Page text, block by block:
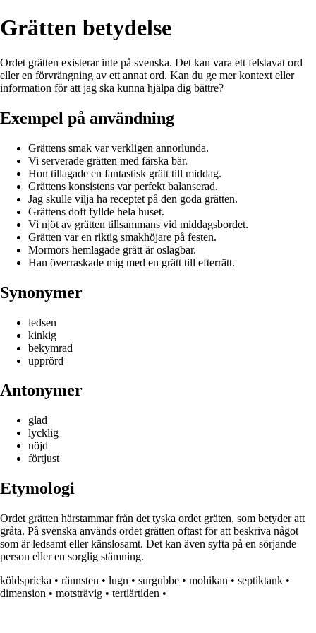
Grätten betydelse
Ordet grätten existerar inte på svenska. Det kan vara ett felstavat ord
eller en förvrängning av ett annat ord. Kan du ge mer kontext eller
information för att jag ska kunna hjälpa dig bättre?
Exempel på användning
Grättens smak var verkligen annorlunda.
Vi serverade grätten med färska bär.
Hon tillagade en fantastisk grätt till middag.
Grättens konsistens var perfekt balanserad.
Jag skulle vilja ha receptet på den goda grätten.
Grättens doft fyllde hela huset.
Vi njöt av grätten tillsammans vid middagsbordet.
Grätten var en riktig smakhöjare på festen.
Mormors hemlagade grätt är oslagbar.
Han överraskade mig med en grätt till efterrätt.
Synonymer
ledsen
kinkig
bekymrad
upprörd
Antonymer
glad
lycklig
nöjd
förtjust
Etymologi
Ordet grätten härstammar från det tyska ordet gräten, som betyder att
gråta. På svenska används ordet grätten oftast för att beskriva något
som är ledsamt eller känslosamt. Det kan även syfta på en sörjande
person eller en sorglig stämning.
köldspricka • rännsten • lugn • surgubbe • mohikan • septiktank •
dimension • motsträvig • tertiärtiden •